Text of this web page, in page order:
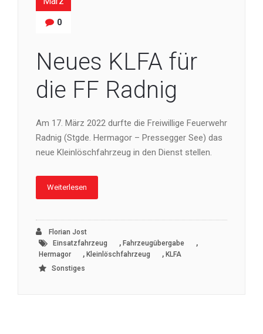
0
Neues KLFA für
die FF Radnig
Am 17. März 2022 durfte die Freiwillige Feuerwehr
Radnig (Stgde. Hermagor – Pressegger See) das
neue Kleinlöschfahrzeug in den Dienst stellen.
Weiterlesen
Florian Jost
Einsatzfahrzeug
, Fahrzeugübergabe ,
Hermagor , Kleinlöschfahrzeug , KLFA
Sonstiges